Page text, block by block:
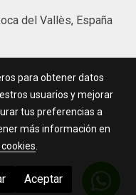
del Vallès, España
para obtener datos
usuarios y mejorar
tus preferencias a
más información en
Aceptar